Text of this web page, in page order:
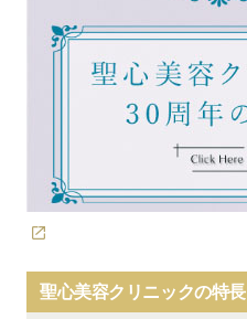
聖心美容クリニックの特長